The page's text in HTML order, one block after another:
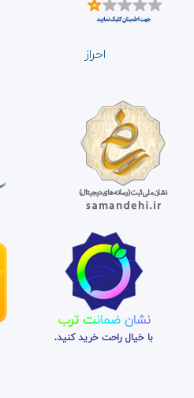
احراز
نشان ضمانت ترب
با خیال راحت خرید کنید.